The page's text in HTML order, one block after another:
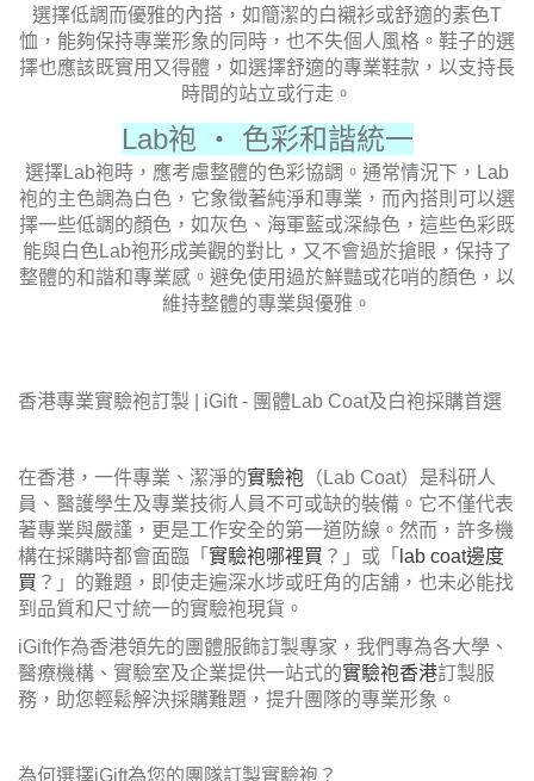
選擇低調而優雅的內搭，如簡潔的白襯衫或舒適的素色T
恤，能夠保持專業形象的同時，也不失個人風格。鞋子的選
擇也應該既實用又得體，如選擇舒適的專業鞋款，以支持長
時間的站立或行走。
Lab袍 ‧ 色彩和諧統一
選擇Lab袍時，應考慮整體的色彩協調。通常情況下，Lab
袍的主色調為白色，它象徵著純淨和專業，而內搭則可以選
擇一些低調的顏色，如灰色、海軍藍或深綠色，這些色彩既
能與白色Lab袍形成美觀的對比，又不會過於搶眼，保持了
整體的和諧和專業感。避免使用過於鮮豔或花哨的顏色，以
維持整體的專業與優雅。
香港專業實驗袍訂製 | iGift - 團體Lab Coat及白袍採購首選
在香港，一件專業、潔淨的實驗袍 （Lab Coat）是科研人
員、醫護學生及專業技術人員不可或缺的裝備。它不僅代表
著專業與嚴謹，更是工作安全的第一道防線。然而，許多機
構在採購時都會面臨「 實驗袍哪裡買 ？」或「 lab coat邊度
買 ？」的難題，即使走遍深水埗或旺角的店舖，也未必能找
到品質和尺寸統一的實驗袍現貨。
iGift作為香港領先的團體服飾訂製專家，我們專為各大學、
醫療機構、實驗室及企業提供一站式的實驗袍香港訂製服
務，助您輕鬆解決採購難題，提升團隊的專業形象。
為何選擇iGift為您的團隊訂製實驗袍？